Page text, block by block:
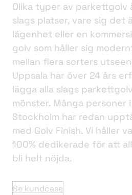
Olika typer av parkettgolv
slags platser, vare sig det
lägenhet eller en
golv som håller sig
mellan flera sorters
Uppsala har över 24 års
lägga alla slags
mönster. Många personer
Stockholm har redan
med Golv Finish. Vi håller
100% dedikerade för att
bli helt nöjda.
Se kundcase